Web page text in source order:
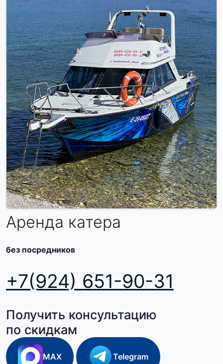
Аренда катера
без посредников
+7(924) 651-90-31
Получить консультацию
по скидкам
MAX Telegram